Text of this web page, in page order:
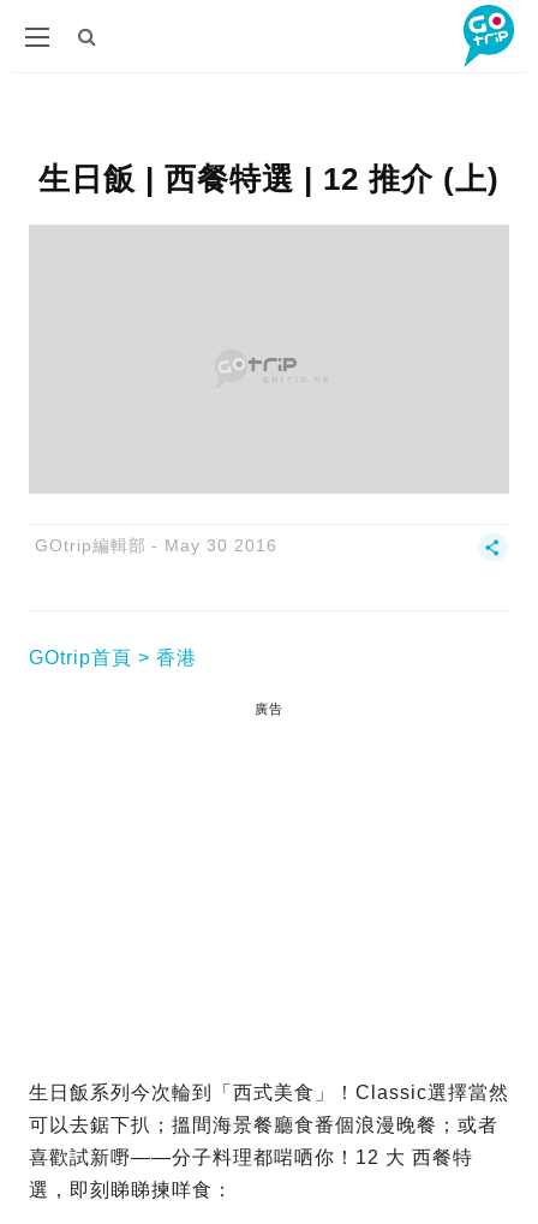
生日飯 | 西餐特選 | 12 推介 (上)
GOtrip編輯部 May 30 2016
GOtrip首頁 香港
廣告
生日飯系列今次輪到「西式美食」！Classic選擇當然
可以去鋸下扒；搵間海景餐廳食番個浪漫晚餐；或者
喜歡試新嘢——分子料理都啱哂你！12 大 西餐特
選，即刻睇睇揀咩食：